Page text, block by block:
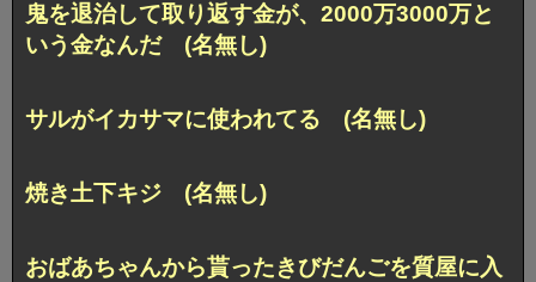
鬼を退治して取り返す金が、2000万3000万と
いう金なんだ (名無し)
サルがイカサマに使われてる (名無し)
焼き土下キジ (名無し)
おばあちゃんから貰ったきびだんごを質屋に入